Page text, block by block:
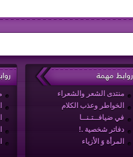
روابط مهمة
منتدى الشعر والشعراء
الخواطر وعذب الكلام
في ضيافــتـنــا
دفاتر شخصية .!
المرأة وَ الأزياء